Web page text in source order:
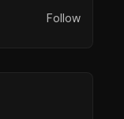
Follow